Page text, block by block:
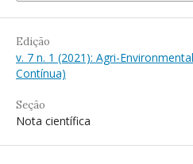
Edição
v. 7 n. 1 (2021): Agri-
Contínua)
Seção
Nota científica